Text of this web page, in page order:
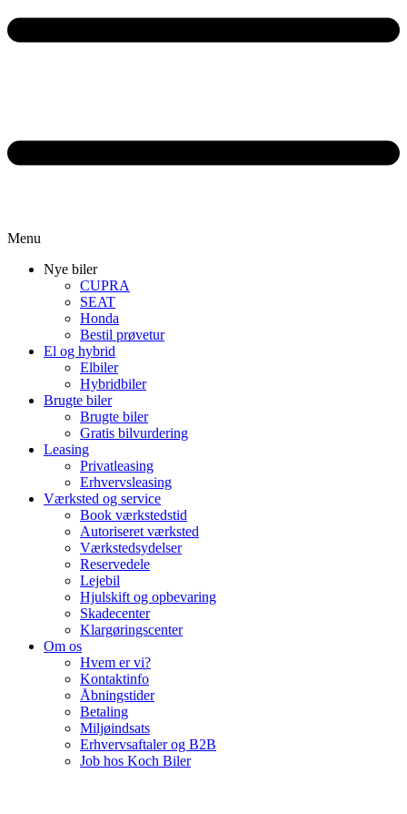
Menu
Nye biler
CUPRA
SEAT
Honda
Bestil prøvetur
El og hybrid
Elbiler
Hybridbiler
Brugte biler
Brugte biler
Gratis bilvurdering
Leasing
Privatleasing
Erhvervsleasing
Værksted og service
Book værkstedstid
Autoriseret værksted
Værkstedsydelser
Reservedele
Lejebil
Hjulskift og opbevaring
Skadecenter
Klargøringscenter
Om os
Hvem er vi?
Kontaktinfo
Åbningstider
Betaling
Miljøindsats
Erhvervsaftaler og B2B
Job hos Koch Biler